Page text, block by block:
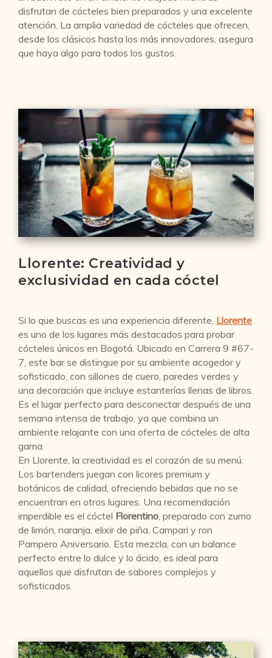
disfrutan de cócteles bien preparados y una excelente
atención. La amplia variedad de cócteles que ofrecen,
desde los clásicos hasta los más innovadores, asegura
que haya algo para todos los gustos.
Llorente: Creatividad y
exclusividad en cada cóctel
Si lo que buscas es una experiencia diferente, Llorente
es uno de los lugares más destacados para probar
cócteles únicos en Bogotá. Ubicado en Carrera 9 #67-
7, este bar se distingue por su ambiente acogedor y
sofisticado, con sillones de cuero, paredes verdes y
una decoración que incluye estanterías llenas de libros.
Es el lugar perfecto para desconectar después de una
semana intensa de trabajo, ya que combina un
ambiente relajante con una oferta de cócteles de alta
gama.
En Llorente, la creatividad es el corazón de su menú.
Los bartenders juegan con licores premium y
botánicos de calidad, ofreciendo bebidas que no se
encuentran en otros lugares. Una recomendación
imperdible es el cóctel Florentino , preparado con zumo
de limón, naranja, elixir de piña, Campari y ron
Pampero Aniversario. Esta mezcla, con un balance
perfecto entre lo dulce y lo ácido, es ideal para
aquellos que disfrutan de sabores complejos y
sofisticados.